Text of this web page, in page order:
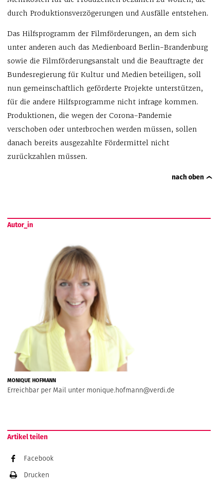
durch Produktionsverzögerungen und Ausfälle entstehen.
Das Hilfsprogramm der Filmförderungen, an dem sich
unter anderen auch das Medienboard Berlin-Brandenburg
sowie die Filmförderungsanstalt und die Beauftragte der
Bundesregierung für Kultur und Medien beteiligen, soll
nun gemeinschaftlich geförderte Projekte unterstützen,
für die andere Hilfsprogramme nicht infrage kommen.
Produktionen, die wegen der Corona-Pandemie
verschoben oder unterbrochen werden müssen, sollen
danach bereits ausgezahlte Fördermittel nicht
zurückzahlen müssen.
nach oben
Autor_in
MONIQUE HOFMANN
Erreichbar per Mail unter monique.hofmann@verdi.de
Artikel teilen
Facebook
Drucken